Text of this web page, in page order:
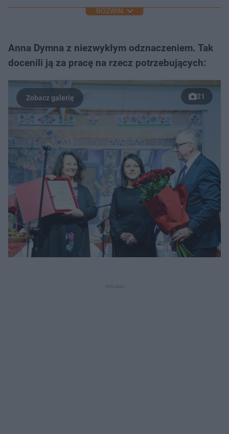
ROZWIŃ
Anna Dymna z niezwykłym odznaczeniem. Tak
docenili ją za pracę na rzecz potrzebujących:
21